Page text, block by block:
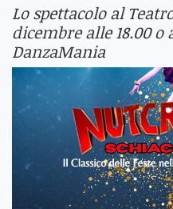
Lo spettacolo al
dicembre alle 18.00 o
DanzaMania